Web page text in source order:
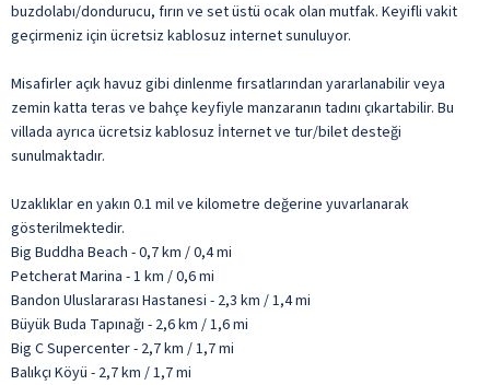
buzdolabı/dondurucu, fırın ve set üstü ocak olan mutfak. Keyifli vakit
geçirmeniz için ücretsiz kablosuz internet sunuluyor.
Misafirler açık havuz gibi dinlenme fırsatlarından yararlanabilir veya
zemin katta teras ve bahçe keyfiyle manzaranın tadını çıkartabilir. Bu
villada ayrıca ücretsiz kablosuz İnternet ve tur/bilet desteği
sunulmaktadır.
Uzaklıklar en yakın 0.1 mil ve kilometre değerine yuvarlanarak
gösterilmektedir.
Big Buddha Beach - 0,7 km / 0,4 mi
Petcherat Marina - 1 km / 0,6 mi
Bandon Uluslararası Hastanesi - 2,3 km / 1,4 mi
Büyük Buda Tapınağı - 2,6 km / 1,6 mi
Big C Supercenter - 2,7 km / 1,7 mi
Balıkçı Köyü - 2,7 km / 1,7 mi